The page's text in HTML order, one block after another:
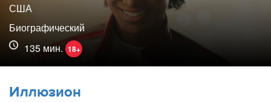
США
Биографический
135 мин. 18+
Иллюзион